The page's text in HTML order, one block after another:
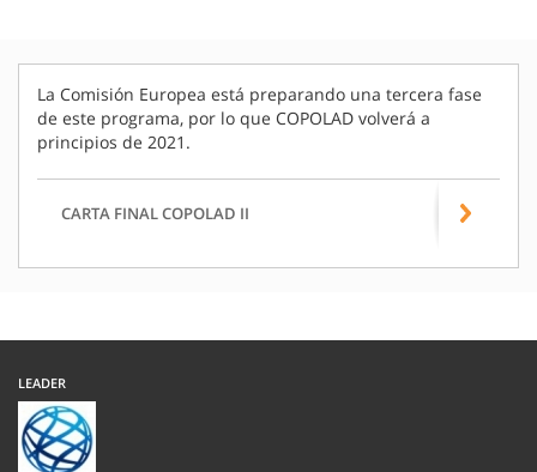
La Comisión Europea está preparando una tercera fase
de este programa, por lo que COPOLAD volverá a
principios de 2021.
CARTA FINAL COPOLAD II
LEADER